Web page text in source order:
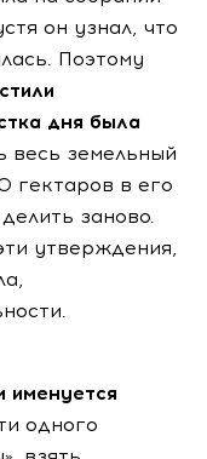
он узнал, что
Поэтому
дня была
весь земельный
в его
заново.
утверждения,
именуется
одного